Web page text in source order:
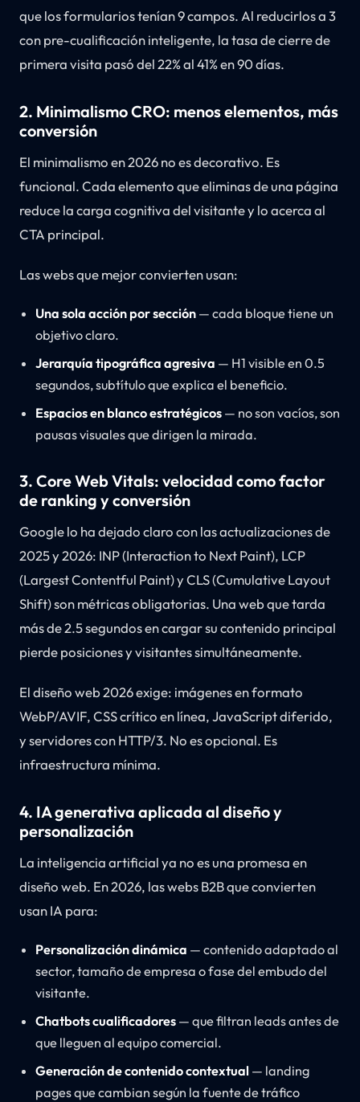
que los formularios tenían 9 campos. Al reducirlos a 3
con pre-cualificación inteligente, la tasa de cierre de
primera visita pasó del 22% al 41% en 90 días.
2. Minimalismo CRO: menos elementos, más
conversión
El minimalismo en 2026 no es decorativo. Es
funcional. Cada elemento que eliminas de una página
reduce la carga cognitiva del visitante y lo acerca al
CTA principal.
Las webs que mejor convierten usan:
Una sola acción por sección — cada bloque tiene un
objetivo claro.
Jerarquía tipográfica agresiva — H1 visible en 0.5
segundos, subtítulo que explica el beneficio.
Espacios en blanco estratégicos — no son vacíos, son
pausas visuales que dirigen la mirada.
3. Core Web Vitals: velocidad como factor
de ranking y conversión
Google lo ha dejado claro con las actualizaciones de
2025 y 2026: INP (Interaction to Next Paint), LCP
(Largest Contentful Paint) y CLS (Cumulative Layout
Shift) son métricas obligatorias. Una web que tarda
más de 2.5 segundos en cargar su contenido principal
pierde posiciones y visitantes simultáneamente.
El diseño web 2026 exige: imágenes en formato
WebP/AVIF, CSS crítico en línea, JavaScript diferido,
y servidores con HTTP/3. No es opcional. Es
infraestructura mínima.
4. IA generativa aplicada al diseño y
personalización
La inteligencia artificial ya no es una promesa en
diseño web. En 2026, las webs B2B que convierten
usan IA para:
Personalización dinámica — contenido adaptado al
sector, tamaño de empresa o fase del embudo del
visitante.
Chatbots cualificadores — que filtran leads antes de
que lleguen al equipo comercial.
Generación de contenido contextual — landing
pages que cambian según la fuente de tráfico